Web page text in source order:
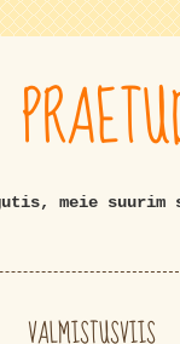
meie suurim
VALMISTUSVIIS